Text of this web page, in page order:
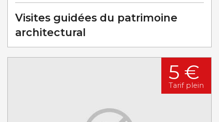
Visites guidées du patrimoine
architectural
5 €
Tarif plein